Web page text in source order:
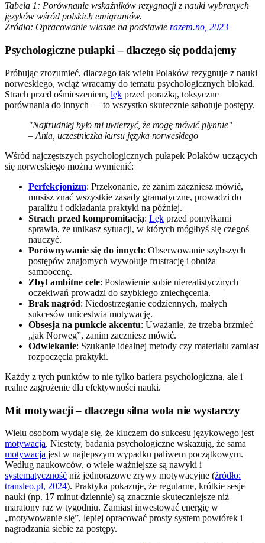
Tabela 1: Porównanie wskaźników rezygnacji z nauki wybranych
języków wśród polskich emigrantów.
Źródło: Opracowanie własne na podstawie razem.no, 2023
Psychologiczne pułapki – dlaczego się poddajemy
Próbując zrozumieć, dlaczego tak wielu Polaków rezygnuje z nauki
norweskiego, wciąż wracamy do tematu psychologicznych blokad.
Strach przed ośmieszeniem, lęk przed porażką, toksyczne
porównania do innych — to wszystko skutecznie sabotuje postępy.
"Najtrudniej było mi uwierzyć, że mogę mówić płynnie"
– Ania, uczestniczka kursu języka norweskiego
Wśród najczęstszych psychologicznych pułapek Polaków uczących
się norweskiego można wymienić:
Perfekcjonizm: Przekonanie, że zanim zaczniesz mówić,
musisz znać wszystkie zasady gramatyczne, prowadzi do
paraliżu i odkładania praktyki na później.
Strach przed kompromitacją: Lęk przed pomyłkami
sprawia, że unikasz sytuacji, w których mógłbyś się czegoś
nauczyć.
Porównywanie się do innych: Obserwowanie szybszych
postępów znajomych wywołuje frustrację i obniża
samoocenę.
Zbyt ambitne cele: Postawienie sobie nierealistycznych
oczekiwań prowadzi do szybkiego zniechęcenia.
Brak nagród: Niedostrzeganie codziennych, małych
sukcesów unicestwia motywację.
Obsesja na punkcie akcentu: Uważanie, że trzeba brzmieć
„jak Norweg”, zanim zaczniesz mówić.
Odwlekanie: Szukanie idealnej metody czy materiału zamiast
rozpoczęcia praktyki.
Każdy z tych punktów to nie tylko bariera psychologiczna, ale i
realne zagrożenie dla efektywności nauki.
Mit motywacji – dlaczego silna wola nie wystarczy
Wielu osobom wydaje się, że kluczem do sukcesu językowego jest
motywacja. Niestety, badania psychologiczne wskazują, że sama
motywacja jest w najlepszym wypadku paliwem początkowym.
Według naukowców, o wiele ważniejsze są nawyki i
systematyczność niż jednorazowe zrywy motywacyjne (źródło:
transleo.pl, 2024). Praktyka pokazuje, że regularne, krótkie sesje
nauki (np. 17 minut dziennie) są znacznie skuteczniejsze niż
maratony raz w tygodniu. Zamiast inwestować energię w
„motywowanie się”, lepiej opracować prosty system powtórek i
nagradzania siebie za postępy.